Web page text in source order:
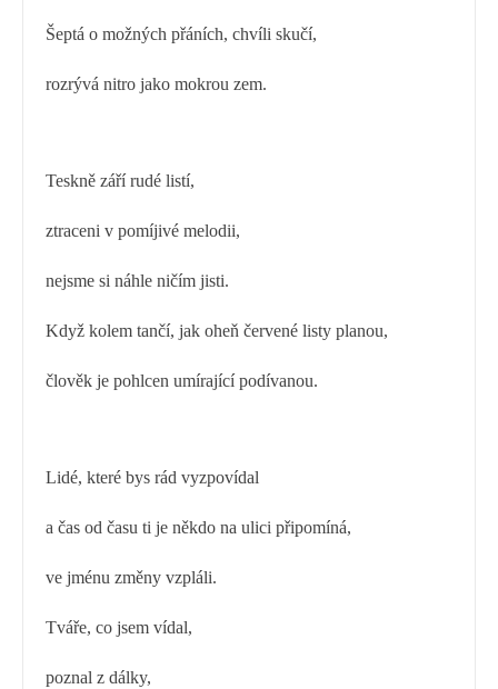
Šeptá o možných přáních, chvíli skučí,
rozrývá nitro jako mokrou zem.
Teskně září rudé listí,
ztraceni v pomíjivé melodii,
nejsme si náhle ničím jisti.
Když kolem tančí, jak oheň červené listy planou,
člověk je pohlcen umírající podívanou.
Lidé, které bys rád vyzpovídal
a čas od času ti je někdo na ulici připomíná,
ve jménu změny vzpláli.
Tváře, co jsem vídal,
poznal z dálky,